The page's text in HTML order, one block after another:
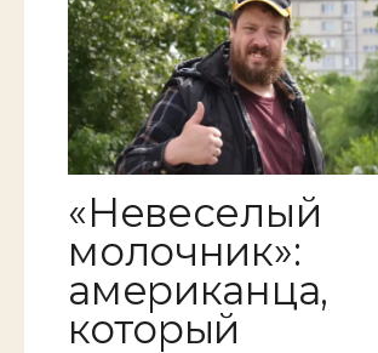
«Невеселый
молочник»:
американца,
который